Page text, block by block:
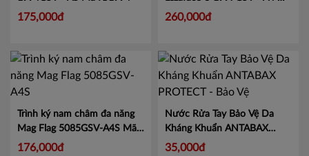
Túi đựng hồ sơ Lezaface U
1994GSV - A5 Mã KJ1994
Túi đựng hồ sơ cao cấp
Lezaface U 1997GSV - A4
KJ1997